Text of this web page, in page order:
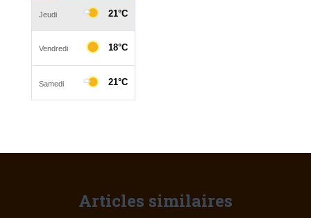
Articles similaires